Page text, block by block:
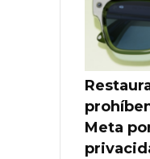
Meta